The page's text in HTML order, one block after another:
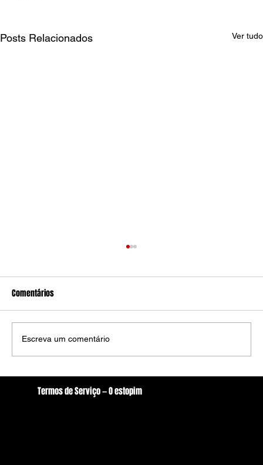
Posts Relacionados Ver tudo
Justiça do Trabalho alerta para assédio
eleitoral em prefeituras do interior
Comentários
Escreva um comentário
Termos de Serviço — O estopim